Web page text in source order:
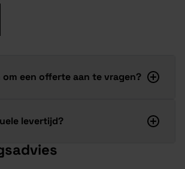
een offerte aan te vragen?
levertijd?